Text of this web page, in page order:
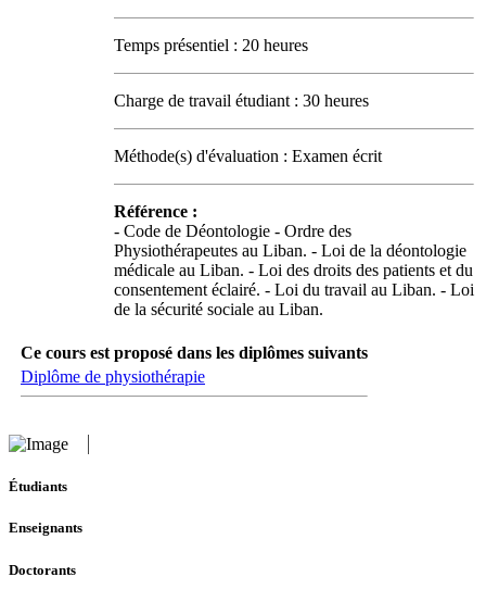
Temps présentiel : 20 heures
Charge de travail étudiant : 30 heures
Méthode(s) d'évaluation : Examen écrit
Référence :
- Code de Déontologie - Ordre des
Physiothérapeutes au Liban. - Loi de la déontologie
médicale au Liban. - Loi des droits des patients et du
consentement éclairé. - Loi du travail au Liban. - Loi
de la sécurité sociale au Liban.
Ce cours est proposé dans les diplômes suivants
Diplôme de physiothérapie
Étudiants
Enseignants
Doctorants